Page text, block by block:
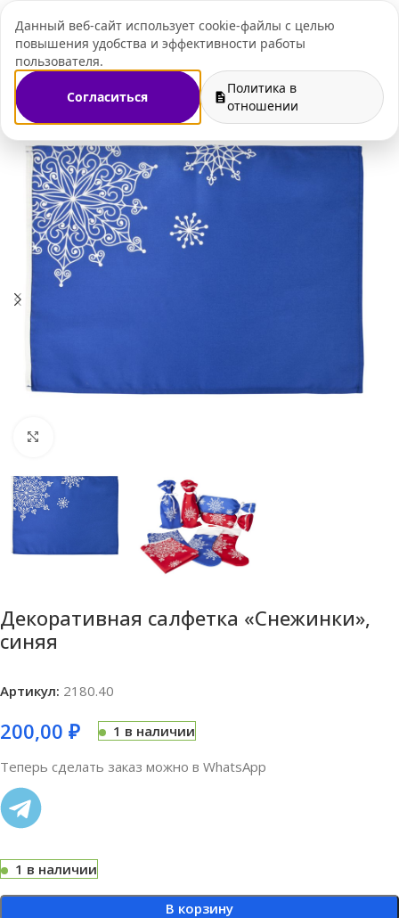
Данный веб-сайт использует cookie-файлы с целью
повышения удобства и эффективности работы
пользователя.
Согласиться
Политика в
отношении
+7 (495) 109-07-
Корпоративные подарки на Новый год Новогодний стол
Декоративная салфетка «Снежинки»,
синяя
Артикул: 2180.40
200,00 ₽
1 в наличии
Теперь сделать заказ можно в WhatsApp
1 в наличии
В корзину